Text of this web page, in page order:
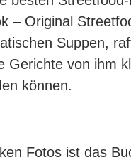
– Original
Suppen,
Gerichte von ihm
können.
Fotos ist das